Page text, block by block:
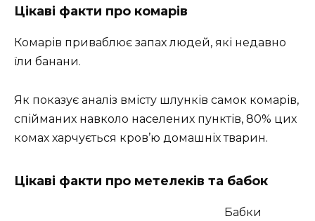
Цікаві факти про комарів
Комарів приваблює запах людей, які недавно
їли банани.
Як показує аналіз вмісту шлунків самок комарів,
спійманих навколо населених пунктів, 80% цих
комах харчується кров’ю домашніх тварин.
Цікаві факти про метелеків та бабок
Бабки